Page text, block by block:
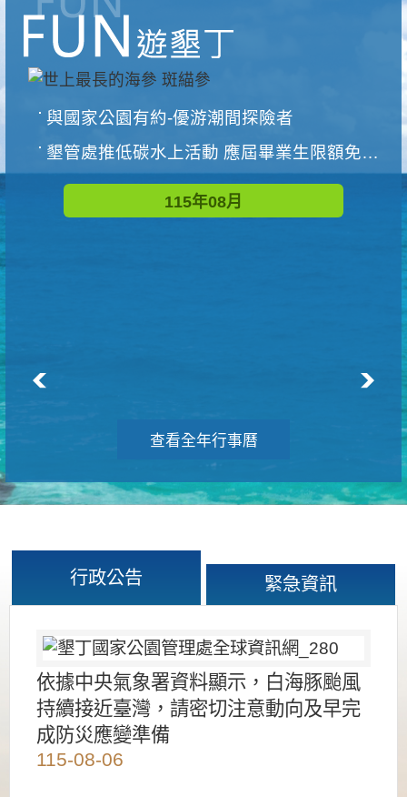
與國家公園有約-優游潮間探險者
墾管處推低碳水上活動 應屆畢業生限額免費參加
115年08月
查看全年行事曆
行政公告 緊急資訊
依據中央氣象署資料顯示，白海豚颱風
持續接近臺灣，請密切注意動向及早完
成防災應變準備
115-08-06